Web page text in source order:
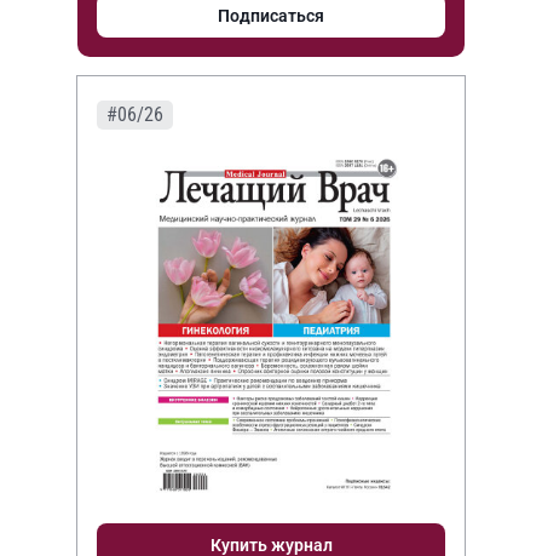
Подписаться
#06/26
Купить журнал